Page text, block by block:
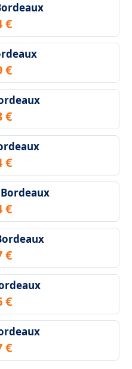
€
€
€
€
€
€
€
€